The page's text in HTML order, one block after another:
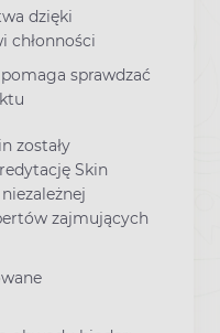
dzięki
chłonności
sprawdzać
zostały
Skin
zajmujących